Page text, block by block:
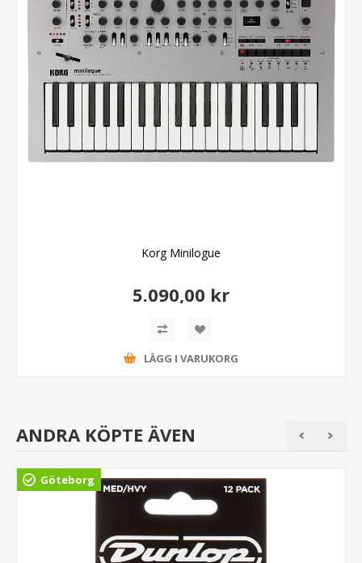
Korg Minilogue
5.090,00 kr
LÄGG I VARUKORG
ANDRA KÖPTE ÄVEN
Göteborg